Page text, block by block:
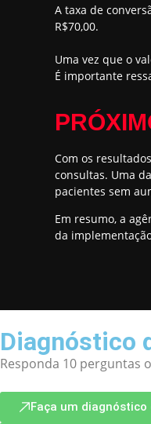
A taxa de
R$70,00.
Uma vez que o
É importante
Com os
consultas. Uma
pacientes sem
Em resumo, a
da
Diagnóstico
Responda 10 perguntas
Faça um